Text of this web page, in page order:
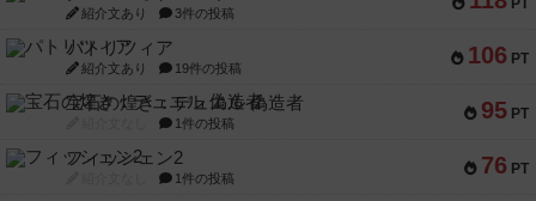
PT
紹介文あり 3件の投稿
106 PT
パトリツィア
紹介文あり 19件の投稿
95 PT
宝石の煌き：デュエル 偽造者
1件の投稿
76 PT
フィッシェン2
1件の投稿